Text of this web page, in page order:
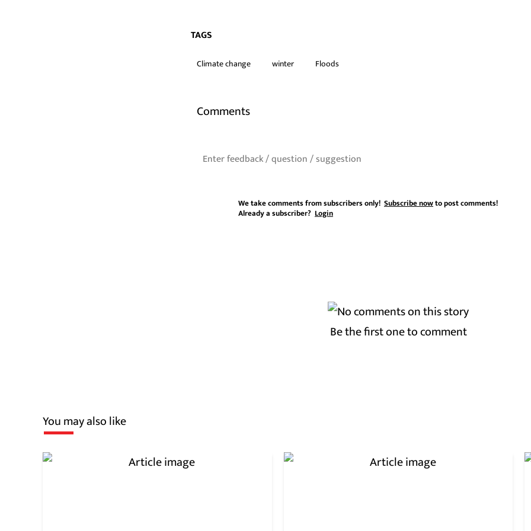
TAGS
Climate change winter Floods
Comments
We take comments from subscribers only! Subscribe nowto post comments!
Already a subscriber? Login
Be the first one to comment
You may also like